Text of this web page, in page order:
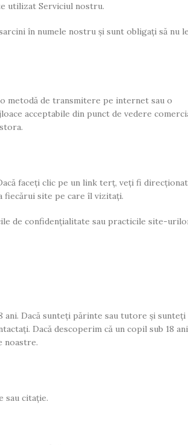
utilizat Serviciul nostru.
în numele nostru și sunt obligați să nu
metodă de transmitere pe internet sau o
acceptabile din punct de vedere
faceți clic pe un link terț, veți fi direcționat
fiecărui site pe care îl vizitați.
de confidențialitate sau practicile site-
ani. Dacă sunteți părinte sau tutore și sunteți
Dacă descoperim că un copil sub 18 ani
noastre.
sau citație.